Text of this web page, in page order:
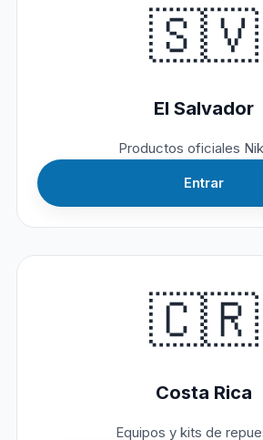
🇸🇻
El Salvador
Productos oficiales
Entrar
🇨🇷
Costa Rica
Equipos y kits de